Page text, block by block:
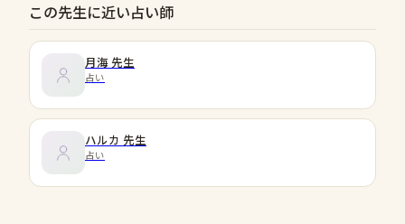
この先生に近い占い師
月海 先生
占い
ハルカ 先生
占い